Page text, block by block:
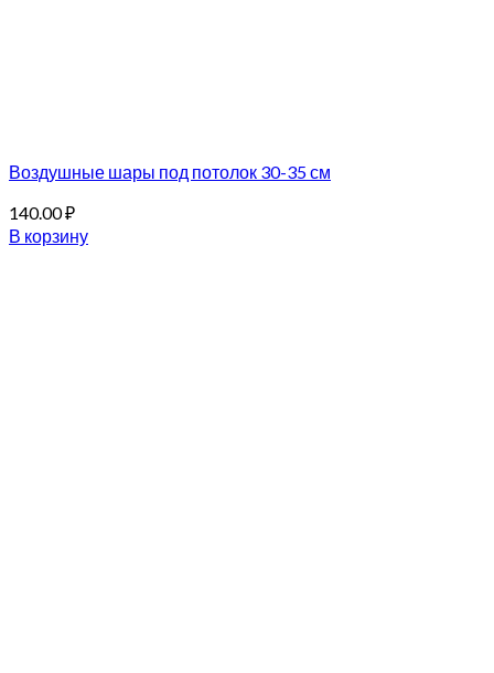
Воздушные шары под потолок 30-35 см
140.00₽
В корзину